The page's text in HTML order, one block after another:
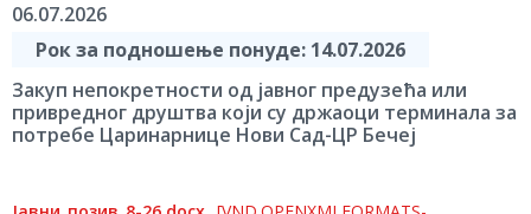
06.07.2026
Рок за подношење понуде: 14.07.2026
Закуп непокретности од јавног предузећа или
привредног друштва који су држаоци терминала за
потребе Царинарнице Нови Сад-ЦР Бечеј